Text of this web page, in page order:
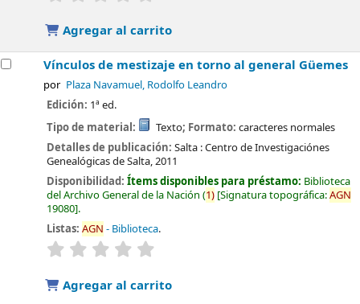
Agregar al carrito
Vínculos de mestizaje en torno al general Güemes
por Plaza Navamuel, Rodolfo Leandro
Edición: 1ª ed.
Tipo de material:
Texto; Formato: caracteres normales
Detalles de publicación:Salta :Centro de Investigaciónes
Genealógicas de Salta,2011
Disponibilidad:Ítems disponibles para préstamo: Biblioteca
del Archivo General de la Nación (1) Signatura topográfica:AGN
19080 .
Listas: AGN - Biblioteca.
valoración
Agregar al carrito